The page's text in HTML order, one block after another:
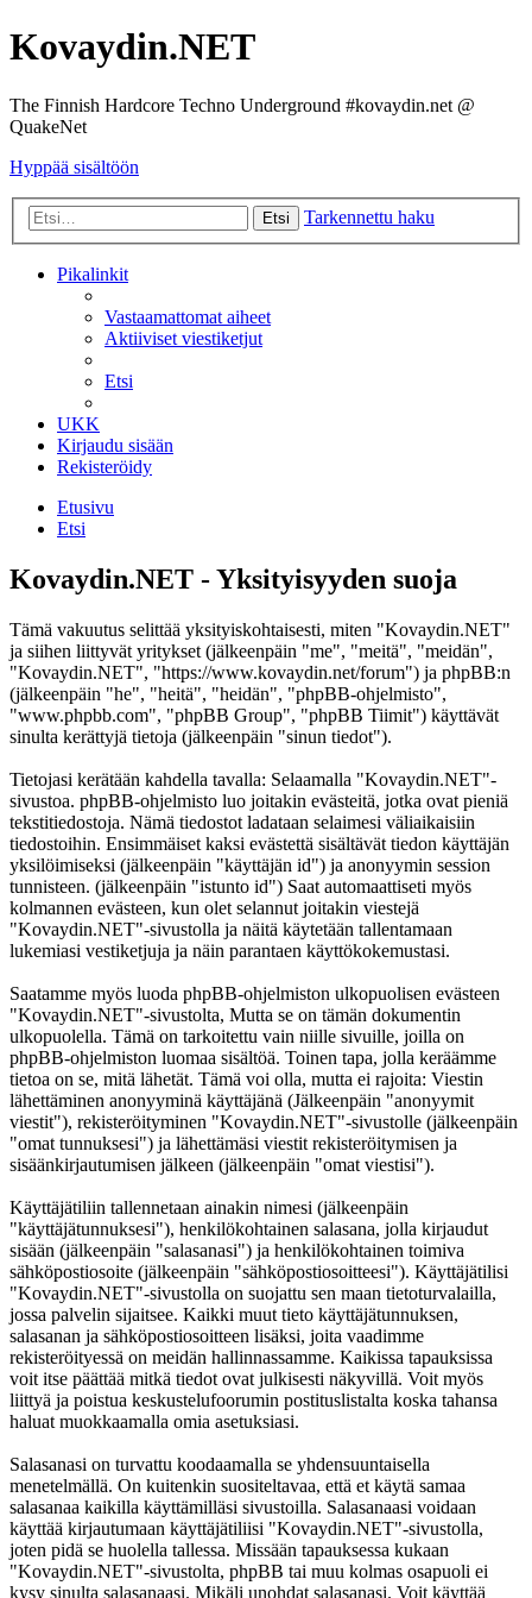
Kovaydin.NET
The Finnish Hardcore Techno Underground #kovaydin.net @
QuakeNet
Hyppää sisältöön
Etsi Tarkennettu haku
Pikalinkit
Vastaamattomat aiheet
Aktiiviset viestiketjut
Etsi
UKK
Kirjaudu sisään
Rekisteröidy
Etusivu
Etsi
Kovaydin.NET - Yksityisyyden suoja
Tämä vakuutus selittää yksityiskohtaisesti, miten "Kovaydin.NET"
ja siihen liittyvät yritykset (jälkeenpäin "me", "meitä", "meidän",
"Kovaydin.NET", "https://www.kovaydin.net/forum") ja phpBB:n
(jälkeenpäin "he", "heitä", "heidän", "phpBB-ohjelmisto",
"www.phpbb.com", "phpBB Group", "phpBB Tiimit") käyttävät
sinulta kerättyjä tietoja (jälkeenpäin "sinun tiedot").
Tietojasi kerätään kahdella tavalla: Selaamalla "Kovaydin.NET"-
sivustoa. phpBB-ohjelmisto luo joitakin evästeitä, jotka ovat pieniä
tekstitiedostoja. Nämä tiedostot ladataan selaimesi väliaikaisiin
tiedostoihin. Ensimmäiset kaksi evästettä sisältävät tiedon käyttäjän
yksilöimiseksi (jälkeenpäin "käyttäjän id") ja anonyymin session
tunnisteen. (jälkeenpäin "istunto id") Saat automaattiseti myös
kolmannen evästeen, kun olet selannut joitakin viestejä
"Kovaydin.NET"-sivustolla ja näitä käytetään tallentamaan
lukemiasi vestiketjuja ja näin parantaen käyttökokemustasi.
Saatamme myös luoda phpBB-ohjelmiston ulkopuolisen evästeen
"Kovaydin.NET"-sivustolta, Mutta se on tämän dokumentin
ulkopuolella. Tämä on tarkoitettu vain niille sivuille, joilla on
phpBB-ohjelmiston luomaa sisältöä. Toinen tapa, jolla keräämme
tietoa on se, mitä lähetät. Tämä voi olla, mutta ei rajoita: Viestin
lähettäminen anonyyminä käyttäjänä (Jälkeenpäin "anonyymit
viestit"), rekisteröityminen "Kovaydin.NET"-sivustolle (jälkeenpäin
"omat tunnuksesi") ja lähettämäsi viestit rekisteröitymisen ja
sisäänkirjautumisen jälkeen (jälkeenpäin "omat viestisi").
Käyttäjätiliin tallennetaan ainakin nimesi (jälkeenpäin
"käyttäjätunnuksesi"), henkilökohtainen salasana, jolla kirjaudut
sisään (jälkeenpäin "salasanasi") ja henkilökohtainen toimiva
sähköpostiosoite (jälkeenpäin "sähköpostiosoitteesi"). Käyttäjätilisi
"Kovaydin.NET"-sivustolla on suojattu sen maan tietoturvalailla,
jossa palvelin sijaitsee. Kaikki muut tieto käyttäjätunnuksen,
salasanan ja sähköpostiosoitteen lisäksi, joita vaadimme
rekisteröityessä on meidän hallinnassamme. Kaikissa tapauksissa
voit itse päättää mitkä tiedot ovat julkisesti näkyvillä. Voit myös
liittyä ja poistua keskustelufoorumin postituslistalta koska tahansa
haluat muokkaamalla omia asetuksiasi.
Salasanasi on turvattu koodaamalla se yhdensuuntaisella
menetelmällä. On kuitenkin suositeltavaa, että et käytä samaa
salasanaa kaikilla käyttämilläsi sivustoilla. Salasanaasi voidaan
käyttää kirjautumaan käyttäjätiliisi "Kovaydin.NET"-sivustolla,
joten pidä se huolella tallessa. Missään tapauksessa kukaan
"Kovaydin.NET"-sivustolta, phpBB tai muu kolmas osapuoli ei
kysy sinulta salasanaasi. Mikäli unohdat salasanasi. Voit käyttää